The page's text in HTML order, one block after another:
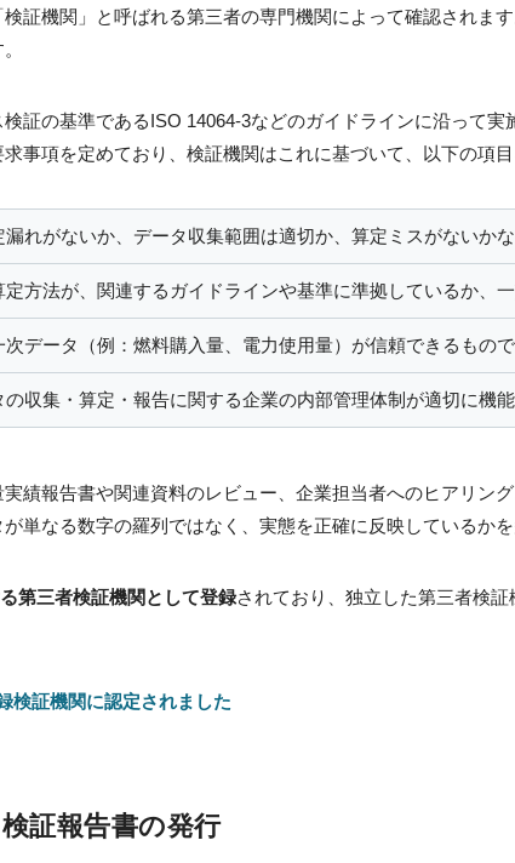
証機関」と呼ばれる第三者の専門機関によって確認されま
証の基準であるISO 14064-3などのガイドラインに沿って
事項を定めており、検証機関はこれに基づいて、以下の項目
れがないか、データ収集範囲は適切か、算定ミスがないかな
方法が、関連するガイドラインや基準に準拠しているか、
次データ（例：燃料購入量、電力使用量）が信頼できるもの
収集・算定・報告に関する企業の内部管理体制が適切に機
績報告書や関連資料のレビュー、企業担当者へのヒアリン
単なる数字の羅列ではなく、実態を正確に反映しているかを
第三者検証機関として登録されており、独立した第三者検
検証機関に認定されました
証報告書の発行